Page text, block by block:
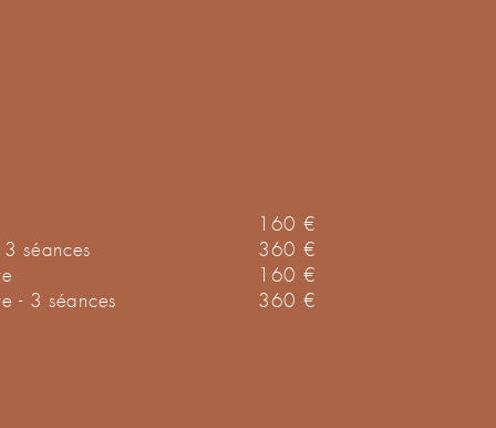
160 €
séances
360 €
160 €
- 3 séances
360 €